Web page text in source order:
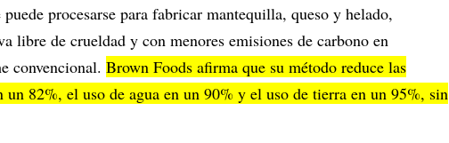
procesarse para fabricar mantequilla, queso y helado,
libre de crueldad y con menores emisiones de carbono en
convencional. Brown Foods afirma que su método reduce las
un 82%, el uso de agua en un 90% y el uso de tierra en un 95%, sin